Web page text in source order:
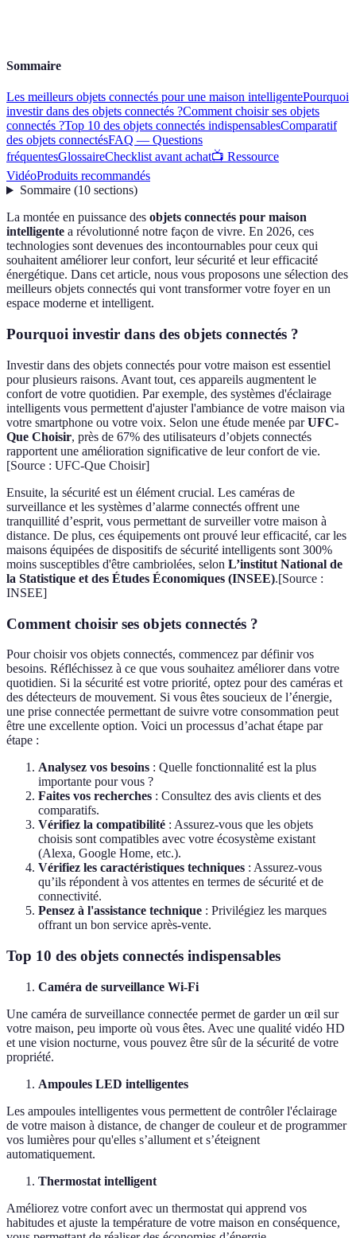
Sommaire
Les meilleurs objets connectés pour une maison intelligentePourquoi
investir dans des objets connectés ?Comment choisir ses objets
connectés ?Top 10 des objets connectés indispensablesComparatif
des objets connectésFAQ — Questions
fréquentesGlossaireChecklist avant achat📺 Ressource
VidéoProduits recommandés
Sommaire(10 sections)
La montée en puissance des objets connectés pour maison
intelligente a révolutionné notre façon de vivre. En 2026, ces
technologies sont devenues des incontournables pour ceux qui
souhaitent améliorer leur confort, leur sécurité et leur efficacité
énergétique. Dans cet article, nous vous proposons une sélection des
meilleurs objets connectés qui vont transformer votre foyer en un
espace moderne et intelligent.
Pourquoi investir dans des objets connectés ?
Investir dans des objets connectés pour votre maison est essentiel
pour plusieurs raisons. Avant tout, ces appareils augmentent le
confort de votre quotidien. Par exemple, des systèmes d'éclairage
intelligents vous permettent d'ajuster l'ambiance de votre maison via
votre smartphone ou votre voix. Selon une étude menée parUFC-
Que Choisir, près de 67% des utilisateurs d’objets connectés
rapportent une amélioration significative de leur confort de vie.
[Source : UFC-Que Choisir]
Ensuite, la sécurité est un élément crucial. Les caméras de
surveillance et les systèmes d’alarme connectés offrent une
tranquillité d’esprit, vous permettant de surveiller votre maison à
distance. De plus, ces équipements ont prouvé leur efficacité, car les
maisons équipées de dispositifs de sécurité intelligents sont 300%
moins susceptibles d'être cambriolées, selon L’institut National de
la Statistique et des Études Économiques (INSEE).[Source :
INSEE]
Comment choisir ses objets connectés ?
Pour choisir vos objets connectés, commencez par définir vos
besoins. Réfléchissez à ce que vous souhaitez améliorer dans votre
quotidien. Si la sécurité est votre priorité, optez pour des caméras et
des détecteurs de mouvement. Si vous êtes soucieux de l’énergie,
une prise connectée permettant de suivre votre consommation peut
être une excellente option. Voici un processus d’achat étape par
étape :
Analysez vos besoins : Quelle fonctionnalité est la plus
importante pour vous ?
Faites vos recherches : Consultez des avis clients et des
comparatifs.
Vérifiez la compatibilité : Assurez-vous que les objets
choisis sont compatibles avec votre écosystème existant
(Alexa, Google Home, etc.).
Vérifiez les caractéristiques techniques : Assurez-vous
qu’ils répondent à vos attentes en termes de sécurité et de
connectivité.
Pensez à l'assistance technique : Privilégiez les marques
offrant un bon service après-vente.
Top 10 des objets connectés indispensables
Caméra de surveillance Wi-Fi
Une caméra de surveillance connectée permet de garder un œil sur
votre maison, peu importe où vous êtes. Avec une qualité vidéo HD
et une vision nocturne, vous pouvez être sûr de la sécurité de votre
propriété.
Ampoules LED intelligentes
Les ampoules intelligentes vous permettent de contrôler l'éclairage
de votre maison à distance, de changer de couleur et de programmer
vos lumières pour qu'elles s’allument et s’éteignent
automatiquement.
Thermostat intelligent
Améliorez votre confort avec un thermostat qui apprend vos
habitudes et ajuste la température de votre maison en conséquence,